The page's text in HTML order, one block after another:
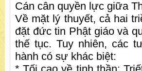
Cán cân quyền lực giữa
Về mặt lý thuyết, cả hai
đặt đức tin Phật giáo và
thế tục. Tuy nhiên, các
hành có sự khác biệt: